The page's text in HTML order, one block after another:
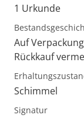
1 Urkunde
Auf
Rückkauf
Schimmel
Signatur